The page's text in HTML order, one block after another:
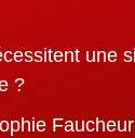
une
?